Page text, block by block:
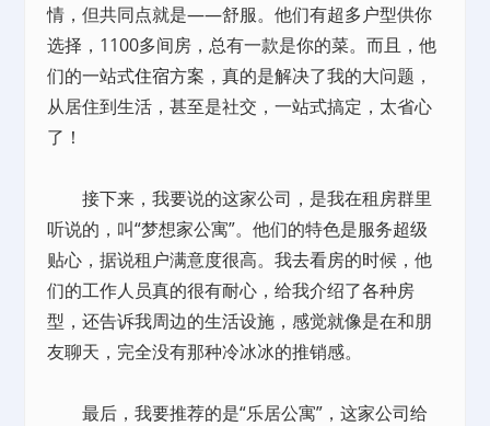
情，但共同点就是——舒服。他们有超多户型供你
选择，1100多间房，总有一款是你的菜。而且，他
们的一站式住宿方案，真的是解决了我的大问题，
从居住到生活，甚至是社交，一站式搞定，太省心
了！
接下来，我要说的这家公司，是我在租房群里
听说的，叫“梦想家公寓”。他们的特色是服务超级
贴心，据说租户满意度很高。我去看房的时候，他
们的工作人员真的很有耐心，给我介绍了各种房
型，还告诉我周边的生活设施，感觉就像是在和朋
友聊天，完全没有那种冷冰冰的推销感。
最后，我要推荐的是“乐居公寓”，这家公司给